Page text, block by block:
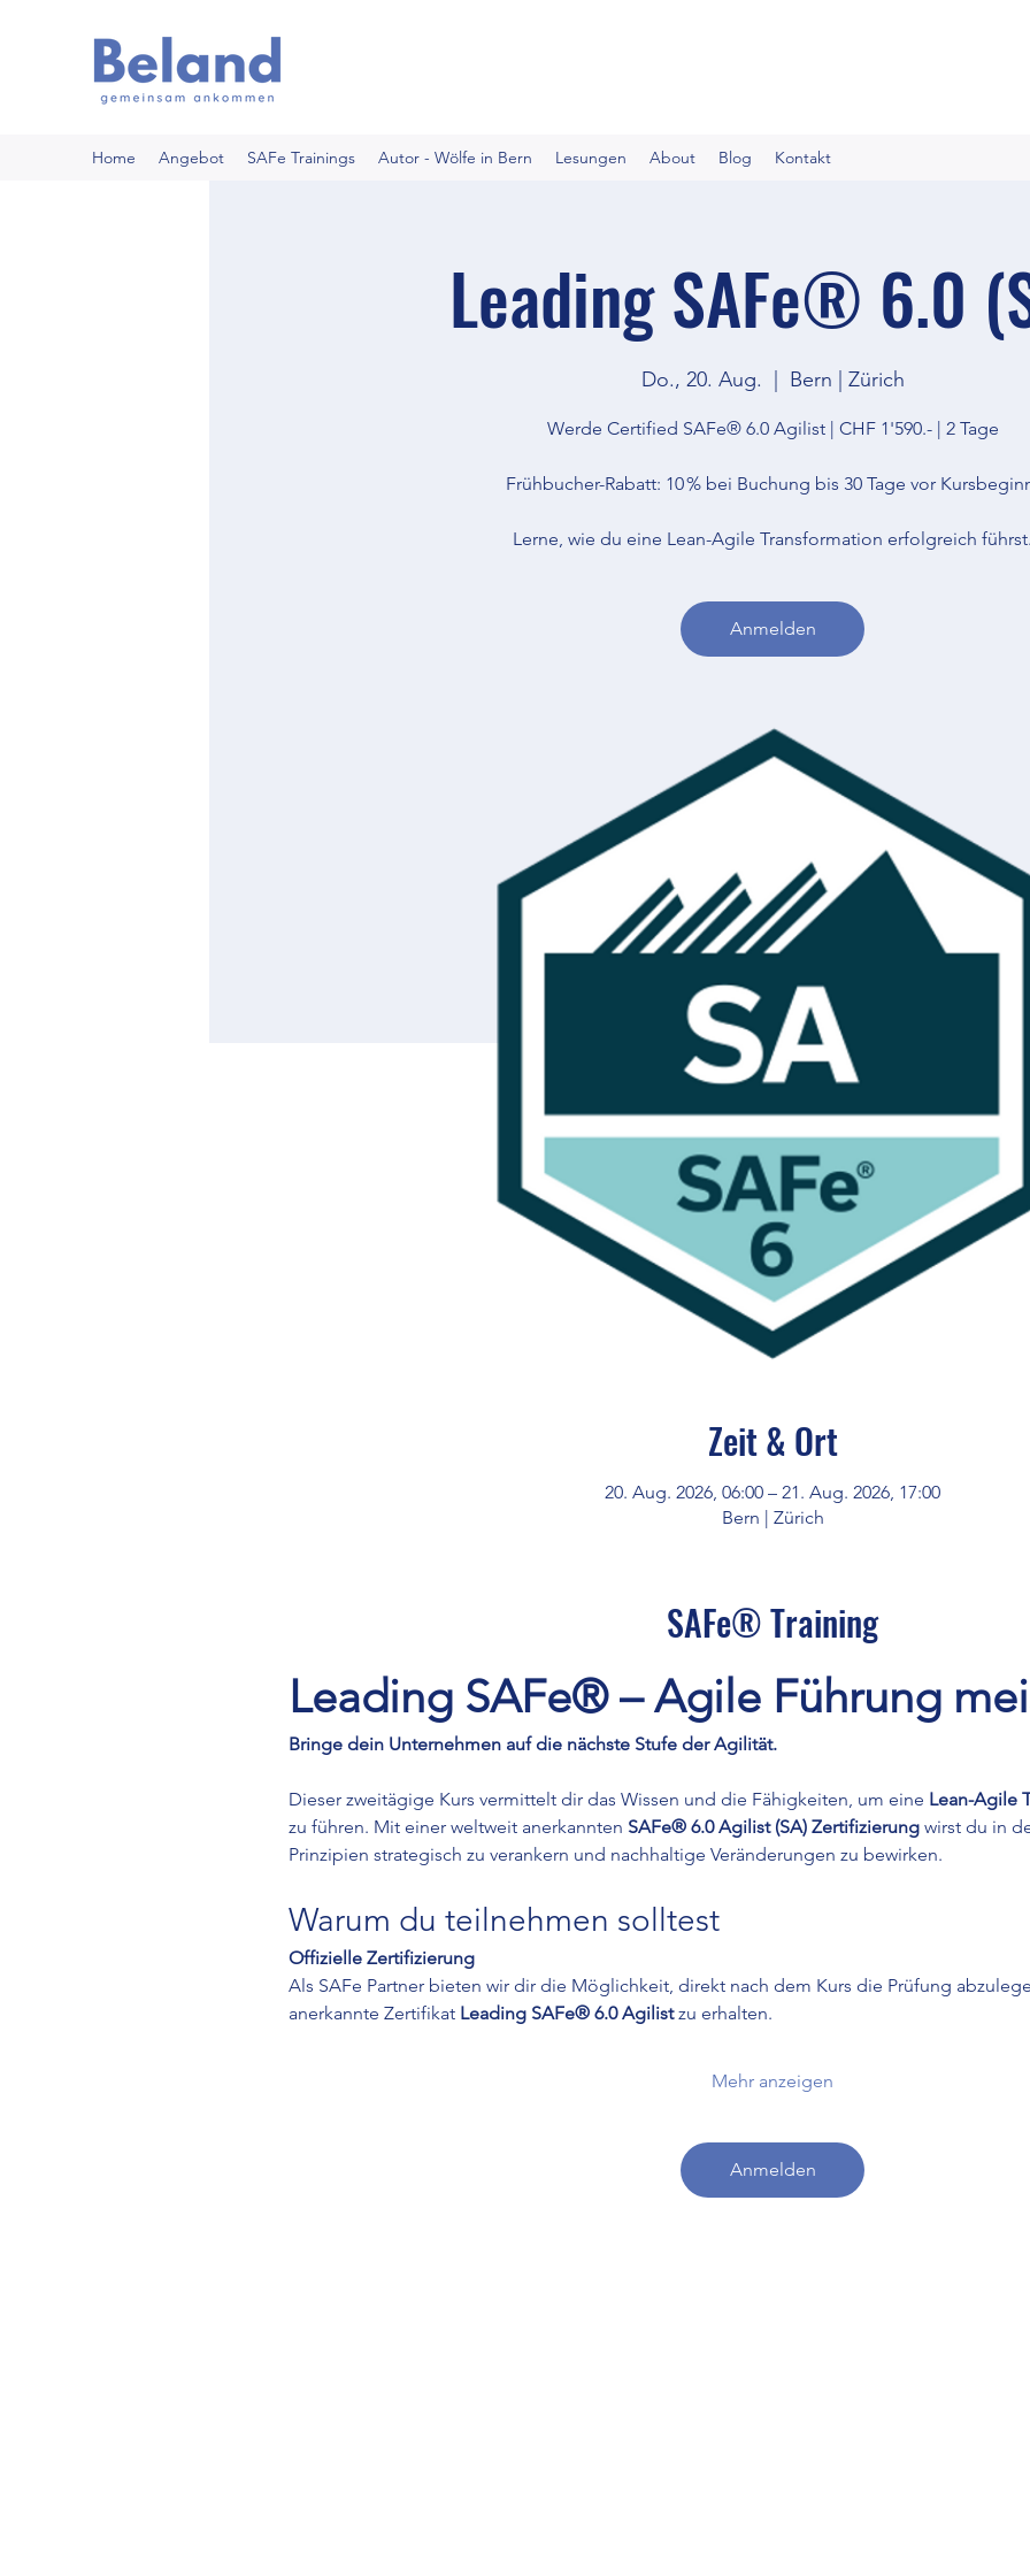
Home Angebot SAFe Trainings Autor - Wölfe in Bern Lesungen About Blog Kontakt
Leading SAFe® 6.0
Do., 20. Aug. Bern | Zürich
Werde Certified SAFe® 6.0 Agilist | CHF 1'590.- | 2 Tage
Frühbucher-Rabatt: 10 % bei Buchung bis 30 Tage vor
Lerne, wie du eine Lean-Agile Transformation erfolgreich
Anmelden
Zeit & Ort
20. Aug. 2026, 06:00 – 21. Aug. 2026, 17:00
Bern | Zürich
SAFe® Training
Leading SAFe® – Agile Führung
Bringe dein Unternehmen auf die nächste Stufe der Agilität.
Dieser zweitägige Kurs vermittelt dir das Wissen und die Fähigkeiten, um eine Lean-Agile
zu führen. Mit einer weltweit anerkannten SAFe® 6.0 Agilist (SA) Zertifizierung wirst du in
Prinzipien strategisch zu verankern und nachhaltige Veränderungen zu bewirken.
Warum du teilnehmen solltest
Offizielle Zertifizierung
Als SAFe Partner bieten wir dir die Möglichkeit, direkt nach dem Kurs die Prüfung
anerkannte Zertifikat Leading SAFe® 6.0 Agilist zu erhalten.
Mehr anzeigen
Anmelden